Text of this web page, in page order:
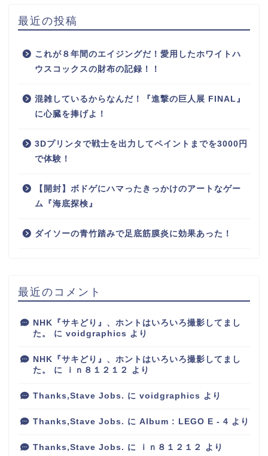
最近の投稿
これが８年間のエイジングだ！愛用したホワイトハ
ウスコックスの財布の記録！！
混雑しているからなんだ！『進撃の巨人展 FINAL』
に心臓を捧げよ！
3Dプリンタで戦士を出力してペイントまでを3000円
で体験！
【開封】ボドゲにハマったきっかけのアートなゲー
ム『海底探検』
ダイソーの青竹踏みで足底筋膜炎に効果あった！
最近のコメント
NHK『サキどり』、ホントはいろいろ撮影してまし
た。
に voidgraphics より
NHK『サキどり』、ホントはいろいろ撮影してまし
た。
に ｉｎ８１２１２ より
Thanks,Stave Jobs. に voidgraphics より
Thanks,Stave Jobs. に Album : LEGO E - 4 より
Thanks,Stave Jobs. に ｉｎ８１２１２ より